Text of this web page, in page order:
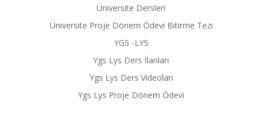
Üniversite Dersleri
Üniversite Proje Dönem Ödevi Bitirme Tezi
YGS -LYS
Ygs Lys Ders İlanları
Ygs Lys Ders Videoları
Ygs Lys Proje Dönem Ödevi